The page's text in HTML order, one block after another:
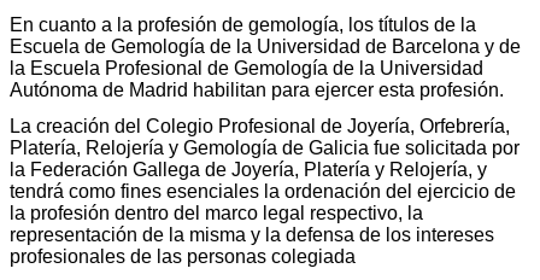
En cuanto a la profesión de gemología, los títulos de la
Escuela de Gemología de la Universidad de Barcelona y de
la Escuela Profesional de Gemología de la Universidad
Autónoma de Madrid habilitan para ejercer esta profesión.
La creación del Colegio Profesional de Joyería, Orfebrería,
Platería, Relojería y Gemología de Galicia fue solicitada por
la Federación Gallega de Joyería, Platería y Relojería, y
tendrá como fines esenciales la ordenación del ejercicio de
la profesión dentro del marco legal respectivo, la
representación de la misma y la defensa de los intereses
profesionales de las personas colegiada